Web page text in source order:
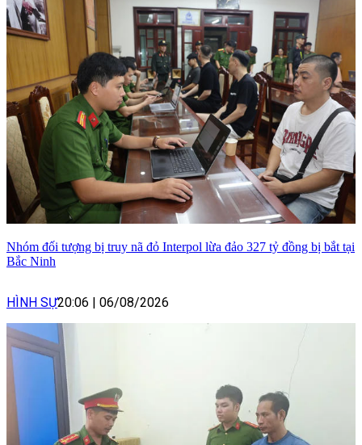
Nhóm đối tượng bị truy nã đỏ Interpol lừa đảo 327 tỷ đồng bị bắt tại
Bắc Ninh
HÌNH SỰ20:06 06/08/2026